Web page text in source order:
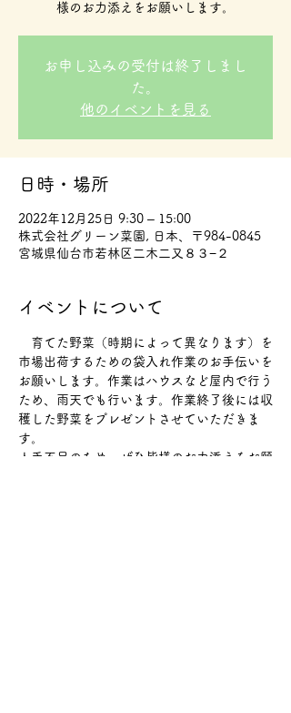
様のお力添えをお願いします。
お申し込みの受付は終了しまし
た。
他のイベントを見る
日時・場所
2022年12月25日 9:30 – 15:00
株式会社グリーン菜園, 日本、〒984-0845
宮城県仙台市若林区二木二又８３−２
イベントについて
育てた野菜（時期によって異なります）を
市場出荷するための袋入れ作業のお手伝いを
お願いします。作業はハウスなど屋内で行う
ため、雨天でも行います。作業終了後には収
穫した野菜をプレゼントさせていただきま
す。
人手不足のため、ぜひ皆様のお力添えをお願